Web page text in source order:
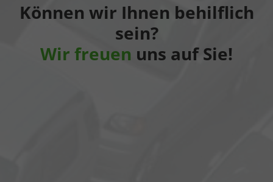
Können wir Ihnen behilflich
sein?
Wir freuen uns auf Sie!